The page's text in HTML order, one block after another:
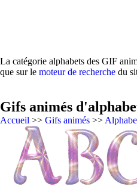
La catégorie alphabets des GIF
que sur le moteur de recherche du
Gifs animés
Accueil >> Gifs animés >>